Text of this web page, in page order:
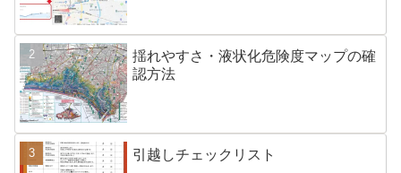
揺れやすさ・液状化危険度マップの確
認方法
引越しチェックリスト